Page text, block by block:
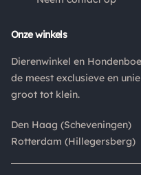
Retouren
het product altijd
retourkosten bedragen €
Kies bij het retourneren
niet af.
Onze winkels
Dierenwinkel en
de meest exclusieve en
groot tot klein.
Den Haag (Scheveningen)
Rotterdam (Hillegersberg)